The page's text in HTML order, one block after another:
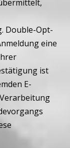
Double-Opt-
eine
ist
E-